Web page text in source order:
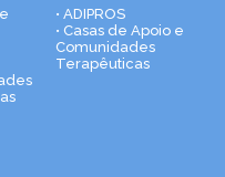
• ADIPROS
• Casas de Apoio e
Comunidades
Terapêuticas